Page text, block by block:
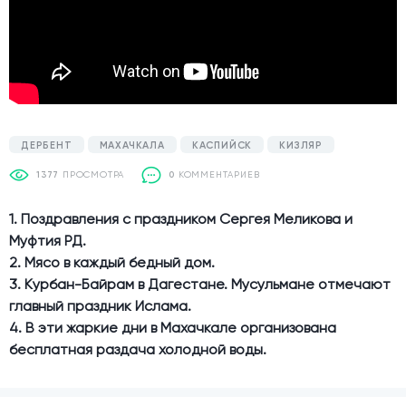
ДЕРБЕНТ МАХАЧКАЛА КАСПИЙСК КИЗЛЯР
1377 ПРОСМОТРА 0 КОММЕНТАРИЕВ
1. Поздравления с праздником Сергея Меликова и
Муфтия РД.
2. Мясо в каждый бедный дом.
3. Курбан-Байрам в Дагестане. Мусульмане отмечают
главный праздник Ислама.
4. В эти жаркие дни в Махачкале организована
бесплатная раздача холодной воды.